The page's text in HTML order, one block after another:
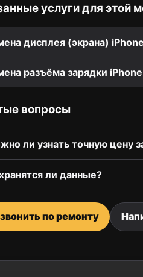
услуги для этой
дисплея (экрана)
разъёма зарядки
вопросы
ли узнать точную цену
ли данные?
по ремонту